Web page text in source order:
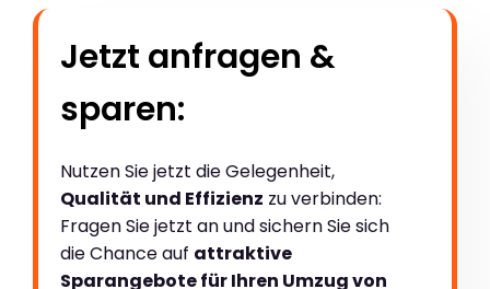
Jetzt anfragen &
sparen:
Nutzen Sie jetzt die Gelegenheit,
Qualität und Effizienz zu verbinden:
Fragen Sie jetzt an und sichern Sie sich
die Chance auf attraktive
Sparangebote für Ihren Umzug von